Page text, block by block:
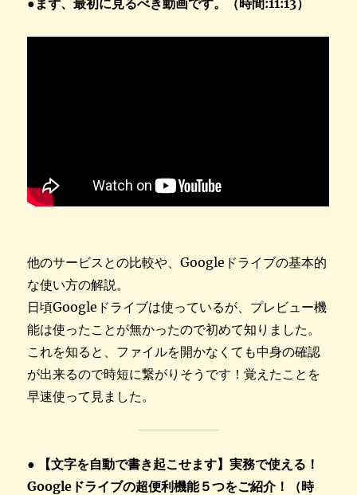
他のサービスとの比較や、Googleドライブの基本的
な使い方の解説。
日頃Googleドライブは使っているが、プレビュー機
能は使ったことが無かったので初めて知りました。
これを知ると、ファイルを開かなくても中身の確認
が出来るので時短に繋がりそうです！覚えたことを
早速使って見ました。
● 【文字を自動で書き起こせます】実務で使える！
Googleドライブの超便利機能５つをご紹介！（時